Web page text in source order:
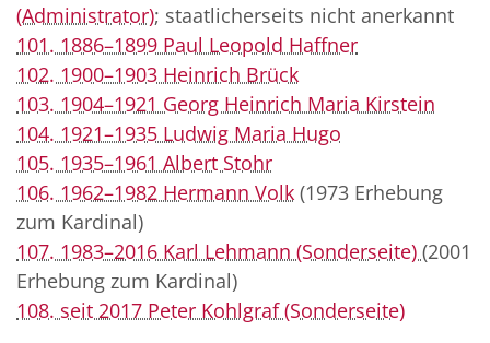
(Administrator); staatlicherseits nicht anerkannt
101. 1886–1899 Paul Leopold Haffner
102. 1900–1903 Heinrich Brück
103. 1904–1921 Georg Heinrich Maria Kirstein
104. 1921–1935 Ludwig Maria Hugo
105. 1935–1961 Albert Stohr
106. 1962–1982 Hermann Volk (1973 Erhebung
zum Kardinal)
107. 1983–2016 Karl Lehmann (Sonderseite) (2001
Erhebung zum Kardinal)
108. seit 2017 Peter Kohlgraf (Sonderseite)